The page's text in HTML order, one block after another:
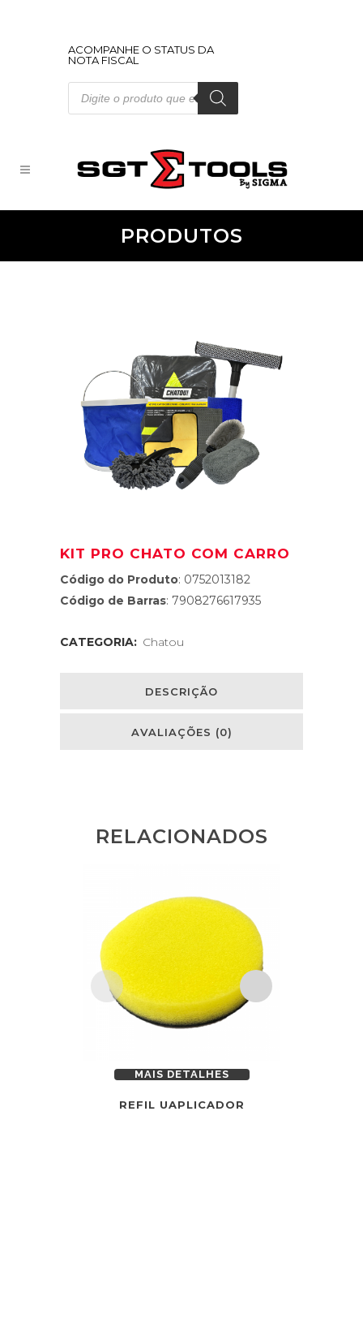
ACOMPANHE O STATUS DA
NOTA FISCAL
Pesquisar
produtos
PRODUTOS
KIT PRO CHATO COM CARRO
Código do Produto: 0752013182
Código de Barras: 7908276617935
CATEGORIA: Chatou
DESCRIÇÃO
AVALIAÇÕES (0)
RELACIONADOS
MAIS DETALHES
REFIL UAPLICADOR